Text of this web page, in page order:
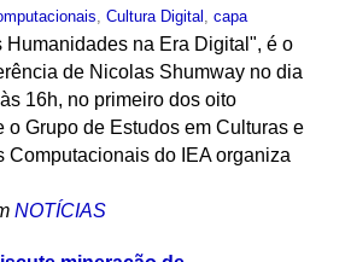
, Cultura Digital , capa
Humanidades na Era Digital", é o
de Nicolas Shumway no dia
16h, no primeiro dos oito
o Grupo de Estudos em Culturas e
Computacionais do IEA organiza
NOTÍCIAS